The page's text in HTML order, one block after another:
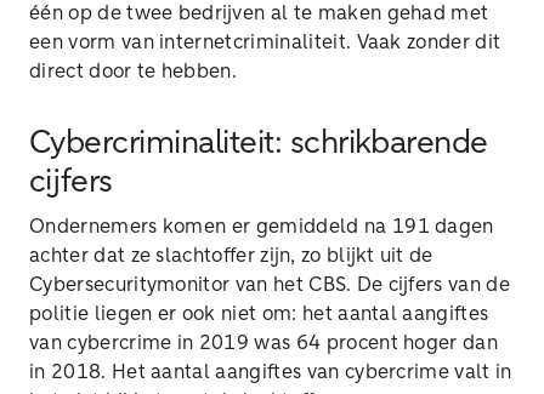
één op de twee bedrijven al te maken gehad met
een vorm van internetcriminaliteit. Vaak zonder dit
direct door te hebben.
Cybercriminaliteit: schrikbarende
cijfers
Ondernemers komen er gemiddeld na 191 dagen
achter dat ze slachtoffer zijn, zo blijkt uit de
Cybersecuritymonitor van het CBS. De cijfers van de
politie liegen er ook niet om: het aantal aangiftes
van cybercrime in 2019 was 64 procent hoger dan
in 2018. Het aantal aangiftes van cybercrime valt in